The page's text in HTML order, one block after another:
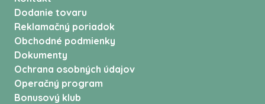
Dodanie tovaru
Reklamačný poriadok
Obchodné podmienky
Dokumenty
Ochrana osobných údajov
Operačný program
Bonusový klub